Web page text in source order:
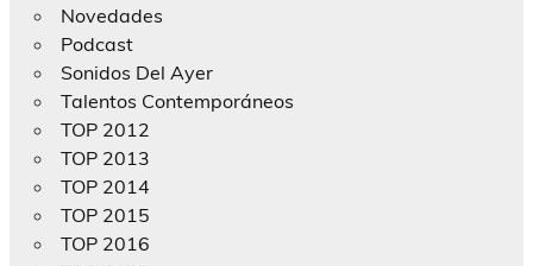
Novedades
Podcast
Sonidos Del Ayer
Talentos Contemporáneos
TOP 2012
TOP 2013
TOP 2014
TOP 2015
TOP 2016